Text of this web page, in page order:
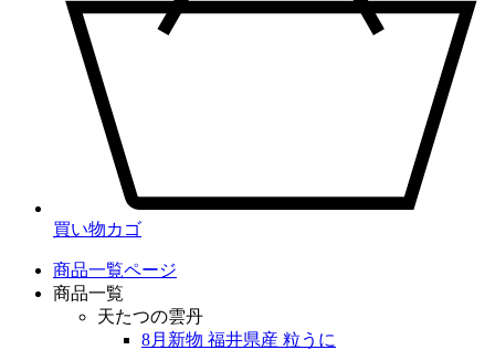
買い物カゴ
商品一覧ページ
商品一覧
天たつの雲丹
8月新物 福井県産 粒うに